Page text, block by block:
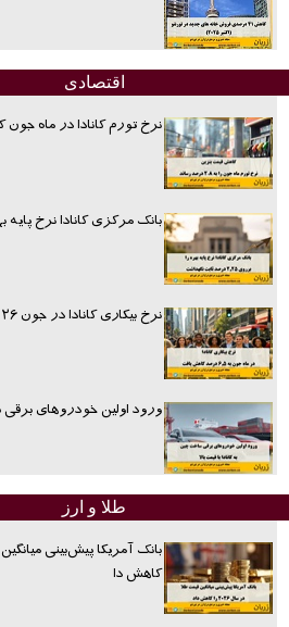
اقتصادی
نرخ تورم کانادا در ماه
بانک مرکزی کانادا نرخ
نرخ بیکاری کانادا در جون ۲۰۲۶ کاهش یافت
ورود اولین خودروهای برقی
طلا و ارز
کاهش دا